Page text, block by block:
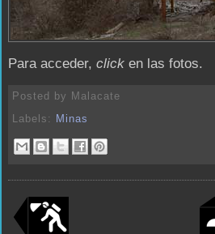
Para acceder, click en las fotos.
Posted by Malacate
Labels: Minas